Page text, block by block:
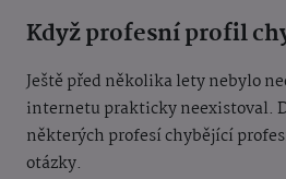
Když profesní profil
Ještě před několika lety nebylo
internetu prakticky neexistoval.
některých profesí chybějící
otázky.